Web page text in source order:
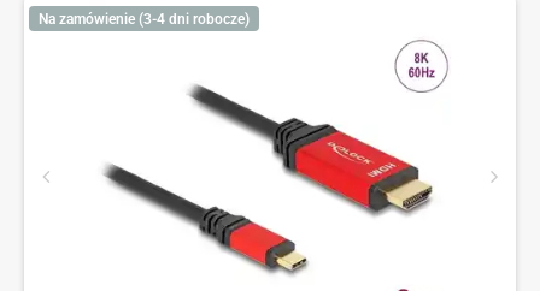
Na zamówienie (3-4 dni robocze)